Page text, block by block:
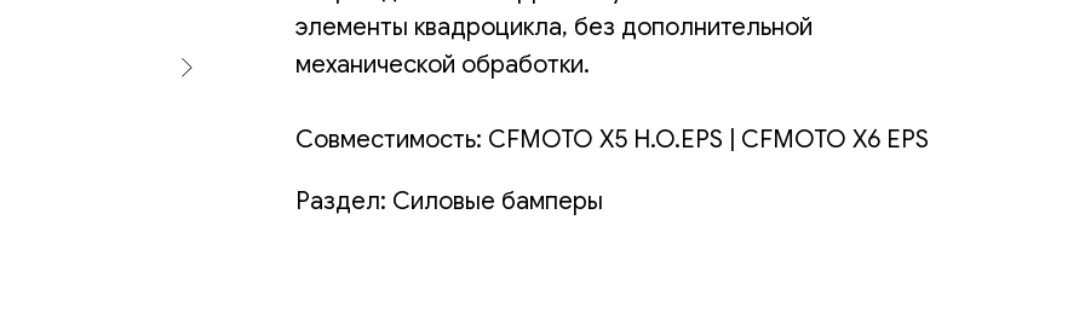
элементы квадроцикла, без дополнительной
механической обработки.
Совместимость: CFMOTO X5 H.O.EPS | CFMOTO X6 EPS
Раздел: Силовые бамперы